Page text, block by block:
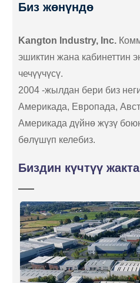
Биз жөнүндө
Kangton Industry, Inc.
эшиктин жана кабинеттин
чечүүчүсү.
2004 -жылдан бери биз
Америкада, Европада,
Америкада дүйнө жүзү
бөлүшүп келебиз.
Биздин күчтүү